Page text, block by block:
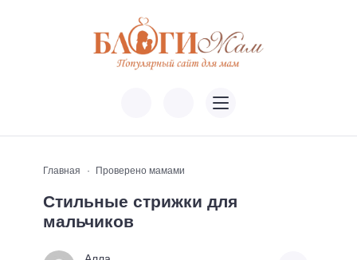
Главная Проверено мамами
Стильные стрижки для
мальчиков